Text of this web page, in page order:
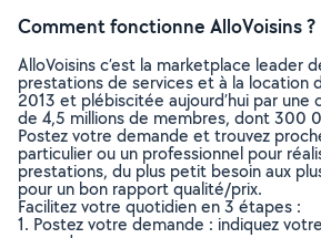
Comment fonctionne AlloVoisins ?
AlloVoisins c’est la marketplace leader
prestations de services et à la location
2013 et plébiscitée aujourd’hui par une
de 4,5 millions de membres, dont 300
Postez votre demande et trouvez
particulier ou un professionnel pour
prestations, du plus petit besoin aux
pour un bon rapport qualité/prix.
Facilitez votre quotidien en 3 étapes :
1. Postez votre demande : indiquez